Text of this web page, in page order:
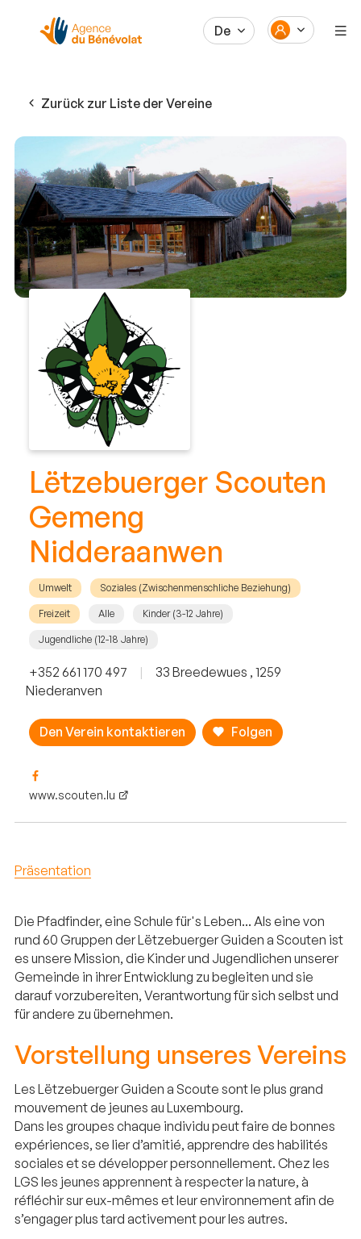
De
Zurück zur Liste der Vereine
Lëtzebuerger Scouten
Gemeng
Nidderaanwen
Umwelt Soziales (Zwischenmenschliche Beziehung)
Freizeit Alle Kinder (3-12 Jahre)
Jugendliche (12-18 Jahre)
+352 661 170 497 |
33 Breedewues , 1259
Niederanven
Den Verein kontaktieren Folgen
www.scouten.lu
Präsentation
Die Pfadfinder, eine Schule für's Leben... Als eine von
rund 60 Gruppen der Lëtzebuerger Guiden a Scouten ist
es unsere Mission, die Kinder und Jugendlichen unserer
Gemeinde in ihrer Entwicklung zu begleiten und sie
darauf vorzubereiten, Verantwortung für sich selbst und
für andere zu übernehmen.
Vorstellung unseres Vereins
Les Lëtzebuerger Guiden a Scoute sont le plus grand
mouvement de jeunes au Luxembourg.
Dans les groupes chaque individu peut faire de bonnes
expériences, se lier d’amitié, apprendre des habilités
sociales et se développer personnellement. Chez les
LGS les jeunes apprennent à respecter la nature, à
réfléchir sur eux-mêmes et leur environnement afin de
s’engager plus tard activement pour les autres.